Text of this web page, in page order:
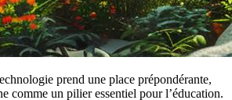
prend une place prépondérante,
comme un pilier essentiel pour l’éducation.